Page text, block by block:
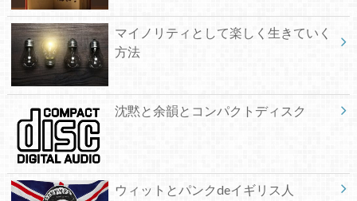
マイノリティとして楽しく生きていく
方法
沈黙と余韻とコンパクトディスク
ウィットとパンクdeイギリス人